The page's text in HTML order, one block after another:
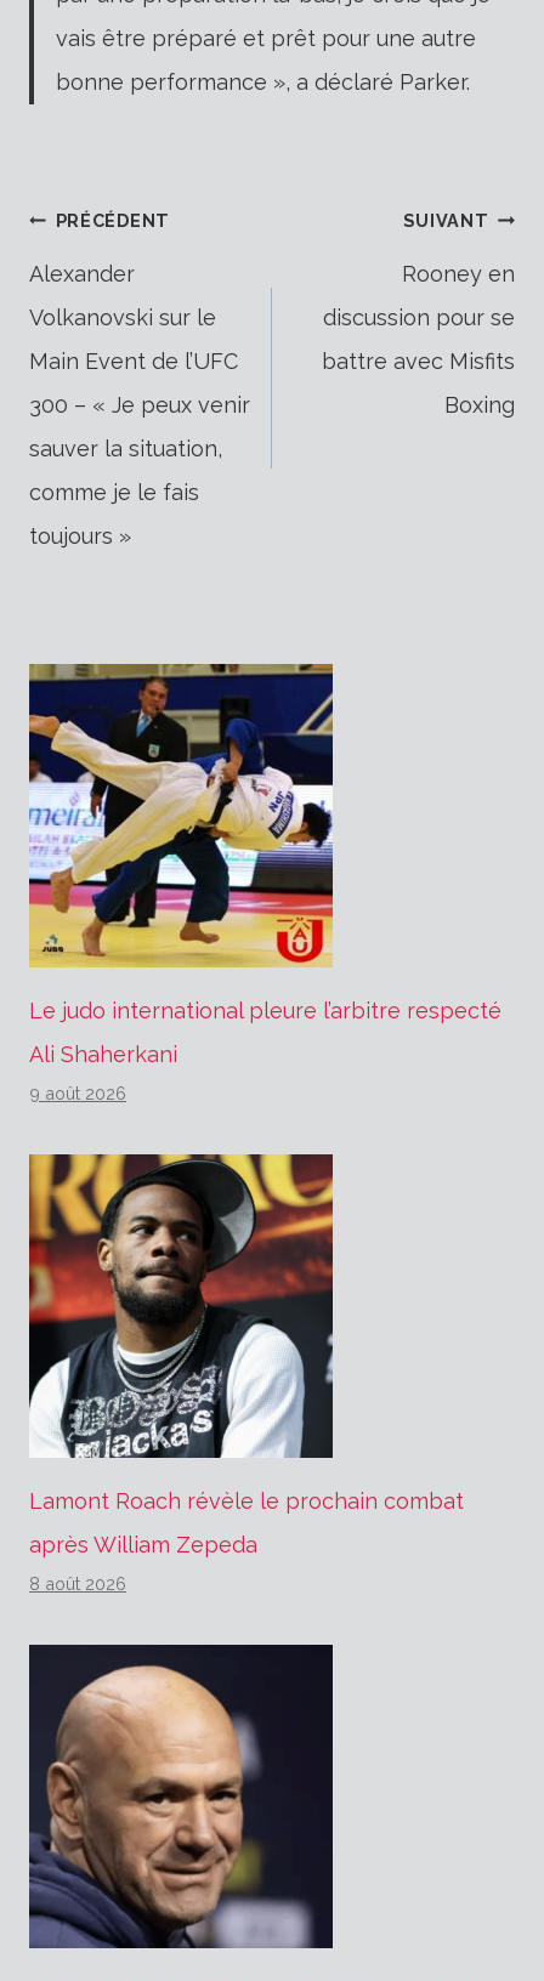
vais être préparé et prêt pour une autre
bonne performance », a déclaré Parker.
Navigation
de
l’article
PRÉCÉDENT
Alexander
Volkanovski sur le
Main Event de l’UFC
300 – « Je peux venir
sauver la situation,
comme je le fais
toujours »
SUIVANT
Rooney en
discussion pour se
battre avec Misfits
Boxing
Le judo international pleure l’arbitre respecté
Ali Shaherkani
9 août 2026
Lamont Roach révèle le prochain combat
après William Zepeda
8 août 2026